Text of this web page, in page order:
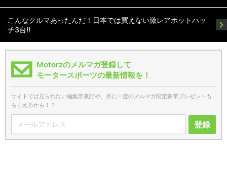
こんなクルマあったんだ！日本では買えない激レアホットハッ
チ3台!!
Motorzのメルマガ登録して
モータースポーツの最新情報を！
サイトでは見られない編集部裏話や、月に一度のメルマガ限定豪華プレゼントも
もらえるかも！？
登録